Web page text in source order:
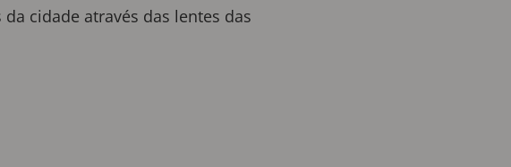
cidade através das lentes das